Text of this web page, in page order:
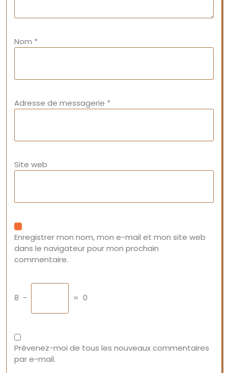
Nom *
Adresse de messagerie *
Site web
Enregistrer mon nom, mon e-mail et mon site web
dans le navigateur pour mon prochain
commentaire.
8 − = 0
Prévenez-moi de tous les nouveaux commentaires
par e-mail.